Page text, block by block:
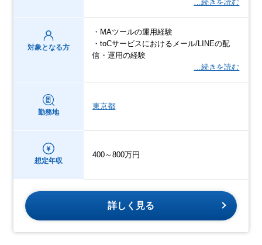
…続きを読む
対象となる方
・MAツールの運用経験
・toCサービスにおけるメール/LINEの配
信・運用の経験
…続きを読む
勤務地
東京都
想定年収
400～800万円
詳しく見る